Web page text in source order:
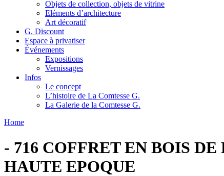
Objets de collection, objets de vitrine
Eléments d’architecture
Art décoratif
G. Discount
Espace à privatiser
Événements
Expositions
Vernissages
Infos
Le concept
L’histoire de La Comtesse G.
La Galerie de la Comtesse G.
Home
- 716 COFFRET EN BOIS
HAUTE EPOQUE